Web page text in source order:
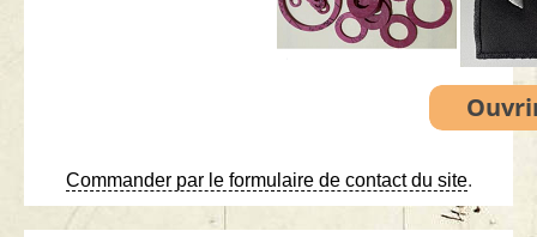
Commander par le formulaire de contact du site.